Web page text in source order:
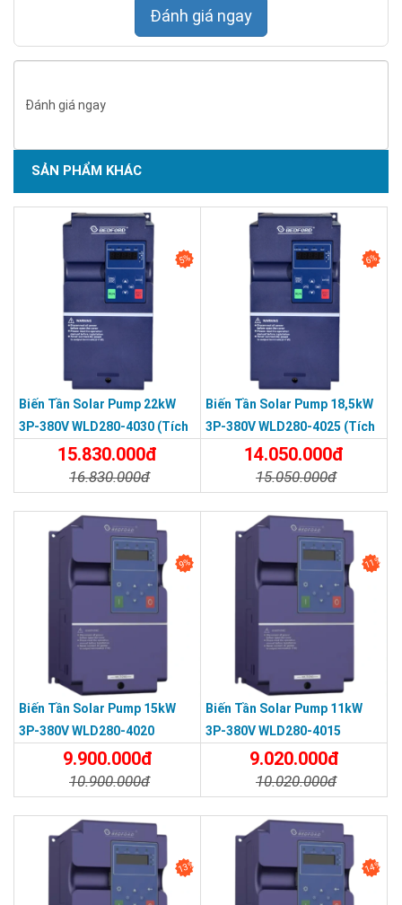
Đánh giá ngay
Đánh giá ngay
SẢN PHẨM KHÁC
5%
Biến Tần Solar Pump 22kW
3P-380V WLD280-4030 (tích
Hợp Cuộn Kháng DC)
15.830.000đ
16.830.000đ
6%
Biến Tần Solar Pump 18,5kW
3P-380V WLD280-4025 (tích
Hợp Cuộn Kháng DC)
14.050.000đ
15.050.000đ
9%
Biến Tần Solar Pump 15kW
3P-380V WLD280-4020
9.900.000đ
10.900.000đ
11%
Biến Tần Solar Pump 11kW
3P-380V WLD280-4015
9.020.000đ
10.020.000đ
13% 14%